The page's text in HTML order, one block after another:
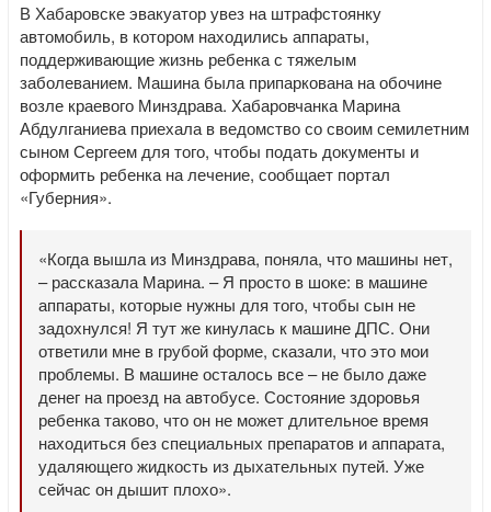
В Хабаровске эвакуатор увез на штрафстоянку
автомобиль, в котором находились аппараты,
поддерживающие жизнь ребенка с тяжелым
заболеванием. Машина была припаркована на обочине
возле краевого Минздрава. Хабаровчанка Марина
Абдулганиева приехала в ведомство со своим семилетним
сыном Сергеем для того, чтобы подать документы и
оформить ребенка на лечение, сообщает портал
«Губерния».
«Когда вышла из Минздрава, поняла, что машины нет,
– рассказала Марина. – Я просто в шоке: в машине
аппараты, которые нужны для того, чтобы сын не
задохнулся! Я тут же кинулась к машине ДПС. Они
ответили мне в грубой форме, сказали, что это мои
проблемы. В машине осталось все – не было даже
денег на проезд на автобусе. Состояние здоровья
ребенка таково, что он не может длительное время
находиться без специальных препаратов и аппарата,
удаляющего жидкость из дыхательных путей. Уже
сейчас он дышит плохо».